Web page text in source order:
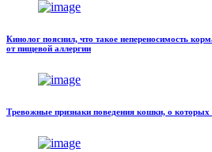
Кинолог пояснил, что такое непереносимость
от пищевой аллергии
Тревожные признаки поведения кошки, о которых